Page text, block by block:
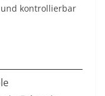
kontrollierbar